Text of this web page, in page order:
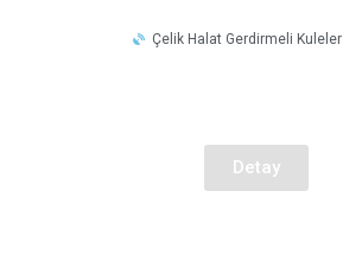
Çelik Halat Gerdirmeli Kuleler
Detay